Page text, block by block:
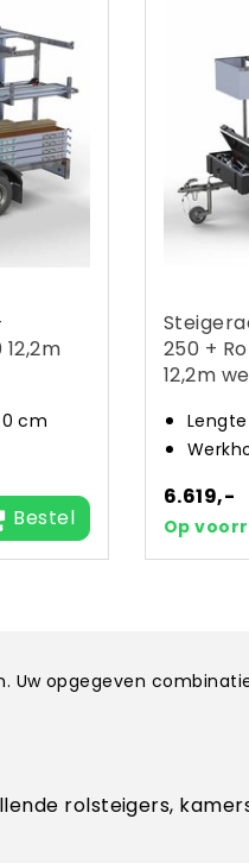
cm
Bestel
250 +
12,2m
6.619,-
Op
Uw opgegeven
rolsteigers,